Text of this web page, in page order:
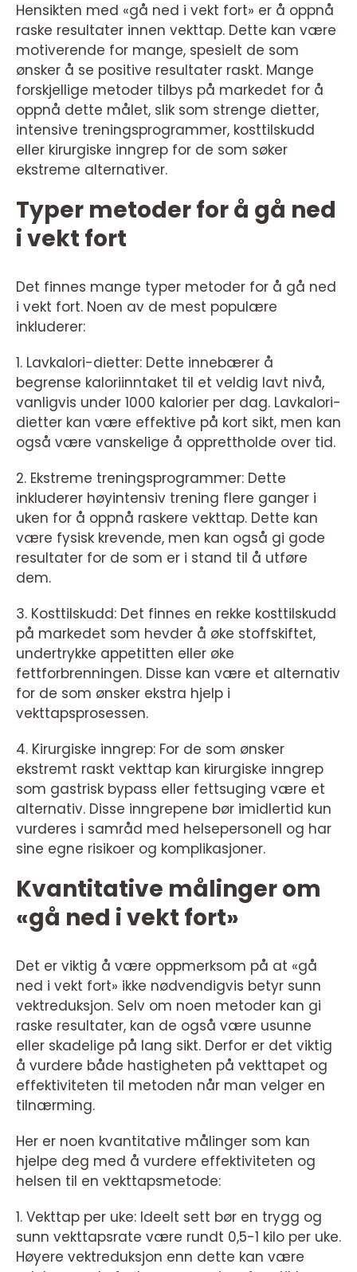
Hensikten med «gå ned i vekt fort» er å oppnå
raske resultater innen vekttap. Dette kan være
motiverende for mange, spesielt de som
ønsker å se positive resultater raskt. Mange
forskjellige metoder tilbys på markedet for å
oppnå dette målet, slik som strenge dietter,
intensive treningsprogrammer, kosttilskudd
eller kirurgiske inngrep for de som søker
ekstreme alternativer.
Typer metoder for å gå ned
i vekt fort
Det finnes mange typer metoder for å gå ned
i vekt fort. Noen av de mest populære
inkluderer:
1. Lavkalori-dietter: Dette innebærer å
begrense kaloriinntaket til et veldig lavt nivå,
vanligvis under 1000 kalorier per dag. Lavkalori-
dietter kan være effektive på kort sikt, men kan
også være vanskelige å opprettholde over tid.
2. Ekstreme treningsprogrammer: Dette
inkluderer høyintensiv trening flere ganger i
uken for å oppnå raskere vekttap. Dette kan
være fysisk krevende, men kan også gi gode
resultater for de som er i stand til å utføre
dem.
3. Kosttilskudd: Det finnes en rekke kosttilskudd
på markedet som hevder å øke stoffskiftet,
undertrykke appetitten eller øke
fettforbrenningen. Disse kan være et alternativ
for de som ønsker ekstra hjelp i
vekttapsprosessen.
4. Kirurgiske inngrep: For de som ønsker
ekstremt raskt vekttap kan kirurgiske inngrep
som gastrisk bypass eller fettsuging være et
alternativ. Disse inngrepene bør imidlertid kun
vurderes i samråd med helsepersonell og har
sine egne risikoer og komplikasjoner.
Kvantitative målinger om
«gå ned i vekt fort»
Det er viktig å være oppmerksom på at «gå
ned i vekt fort» ikke nødvendigvis betyr sunn
vektreduksjon. Selv om noen metoder kan gi
raske resultater, kan de også være usunne
eller skadelige på lang sikt. Derfor er det viktig
å vurdere både hastigheten på vekttapet og
effektiviteten til metoden når man velger en
tilnærming.
Her er noen kvantitative målinger som kan
hjelpe deg med å vurdere effektiviteten og
helsen til en vekttapsmetode:
1. Vekttap per uke: Ideelt sett bør en trygg og
sunn vekttapsrate være rundt 0,5-1 kilo per uke.
Høyere vektreduksjon enn dette kan være